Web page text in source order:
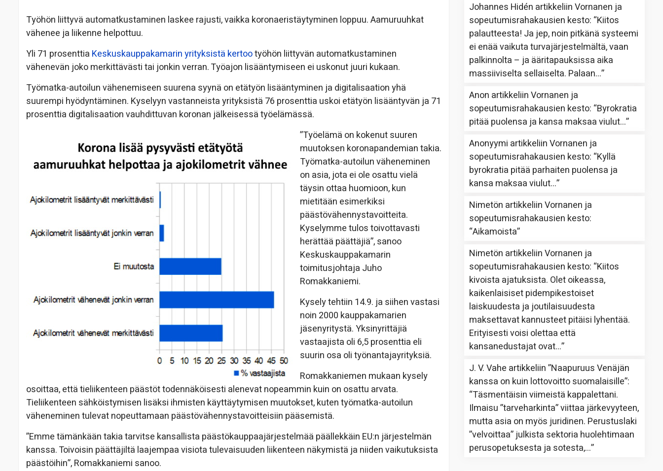
Työhön liittyvä automatkustaminen laskee rajusti, vaikka koronaeristäytyminen loppuu. Aamuruuhkat
vähenee ja liikenne helpottuu.
Yli 71 prosenttia Keskuskauppakamarin yrityksistä kertootyöhön liittyvän automatkustaminen
vähenevän joko merkittävästi tai jonkin verran. Työajon lisääntymiseen ei uskonut juuri kukaan.
Työmatka-autoilun vähenemiseen suurena syynä on etätyön lisääntyminen ja digitalisaation yhä
suurempi hyödyntäminen. Kyselyyn vastanneista yrityksistä 76 prosenttia uskoi etätyön lisääntyvän ja 71
prosenttia digitalisaation vauhdittuvan koronan jälkeisessä työelämässä.
”Työelämä on kokenut suuren
muutoksen koronapandemian takia.
Työmatka-autoilun väheneminen
on asia, jota ei ole osattu vielä
täysin ottaa huomioon, kun
mietitään esimerkiksi
päästövähennystavoitteita.
Kyselymme tulos toivottavasti
herättää päättäjiä”, sanoo
Keskuskauppakamarin
toimitusjohtaja Juho
Romakkaniemi.
Kysely tehtiin 14.9. ja siihen vastasi
noin 2000 kauppakamarien
jäsenyritystä. Yksinyrittäjiä
vastaajista oli 6,5 prosenttia eli
suurin osa oli työnantajayrityksiä.
Romakkaniemen mukaan kysely
osoittaa, että tieliikenteen päästöt todennäköisesti alenevat nopeammin kuin on osattu arvata.
Tieliikenteen sähköistymisen lisäksi ihmisten käyttäytymisen muutokset, kuten työmatka-autoilun
väheneminen tulevat nopeuttamaan päästövähennystavoitteisiin pääsemistä.
”Emme tämänkään takia tarvitse kansallista päästökauppaajärjestelmää päällekkäin EU:n järjestelmän
kanssa. Toivoisin päättäjiltä laajempaa visiota tulevaisuuden liikenteen näkymistä ja niiden vaikutuksista
päästöihin”, Romakkaniemi sanoo.
Johannes Hidén artikkeliinVornanen ja
sopeutumisrahakausien kesto: “Kiitos
palautteesta! Ja jep, noin pitkänä systeemi
ei enää vaikuta turvajärjestelmältä, vaan
palkinnolta – ja ääritapauksissa aika
massiiviselta sellaiselta. Palaan…”
Anon artikkeliinVornanen ja
sopeutumisrahakausien kesto: “Byrokratia
pitää puolensa ja kansa maksaa viulut…”
Anonyymi artikkeliinVornanen ja
sopeutumisrahakausien kesto: “Kyllä
byrokratia pitää parhaiten puolensa ja
kansa maksaa viulut…”
Nimetön artikkeliinVornanen ja
sopeutumisrahakausien kesto:
“Aikamoista”
Nimetön artikkeliinVornanen ja
sopeutumisrahakausien kesto: “Kiitos
kivoista ajatuksista. Olet oikeassa,
kaikenlaisiset pidempikestoiset
laiskuudesta ja joutilaisuudesta
maksettavat kannusteet pitäisi lyhentää.
Erityisesti voisi olettaa että
kansanedustajat ovat…”
J. V. Vahe artikkeliin”Naapuruus Venäjän
kanssa on kuin lottovoitto suomalaisille”:
“Täsmentäisin viimeistä kappalettani.
Ilmaisu ”tarveharkinta” viittaa järkevyyteen,
mutta asia on myös juridinen. Perustuslaki
”velvoittaa” julkista sektoria huolehtimaan
perusopetuksesta ja sotesta,…”